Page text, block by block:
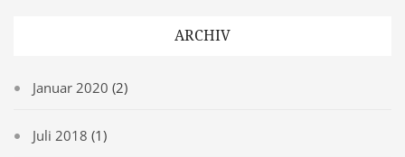
ARCHIV
Januar 2020 (2)
Juli 2018 (1)